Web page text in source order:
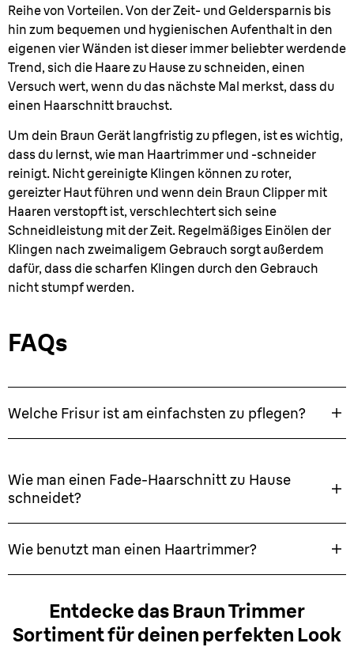
Reihe von Vorteilen. Von der Zeit- und Geldersparnis bis
hin zum bequemen und hygienischen Aufenthalt in den
eigenen vier Wänden ist dieser immer beliebter werdende
Trend, sich die Haare zu Hause zu schneiden, einen
Versuch wert, wenn du das nächste Mal merkst, dass du
einen Haarschnitt brauchst.
Um dein Braun Gerät langfristig zu pflegen, ist es wichtig,
dass du lernst, wie man Haartrimmer und -schneider
reinigt. Nicht gereinigte Klingen können zu roter,
gereizter Haut führen und wenn dein Braun Clipper mit
Haaren verstopft ist, verschlechtert sich seine
Schneidleistung mit der Zeit. Regelmäßiges Einölen der
Klingen nach zweimaligem Gebrauch sorgt außerdem
dafür, dass die scharfen Klingen durch den Gebrauch
nicht stumpf werden.
FAQs
Welche Frisur ist am einfachsten zu pflegen?
Wie man einen Fade-Haarschnitt zu Hause
schneidet?
Wie benutzt man einen Haartrimmer?
Entdecke das Braun Trimmer
Sortiment für deinen perfekten Look